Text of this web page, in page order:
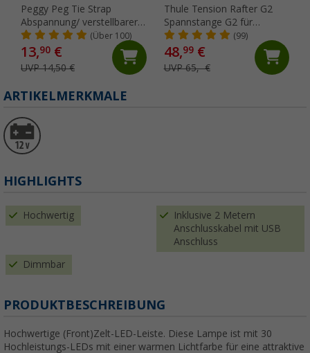
Peggy Peg Tie Strap
Abspannung/ verstellbarer
Markiesenspanngurt(Über 100)
13,90 €
UVP 14,50 €
Thule Tension Rafter G2
Spannstange G2 für
Omnistor 6200 + 6300 250
cm
(99)
48,99€
UVP 65,- €
ARTIKELMERKMALE
HIGHLIGHTS
Hochwertig
Inklusive 2 Metern
Anschlusskabel mit USB
Anschluss
Dimmbar
PRODUKTBESCHREIBUNG
Hochwertige (Front)Zelt-LED-Leiste. Diese Lampe ist mit 30
Hochleistungs-LEDs mit einer warmen Lichtfarbe für eine attraktive